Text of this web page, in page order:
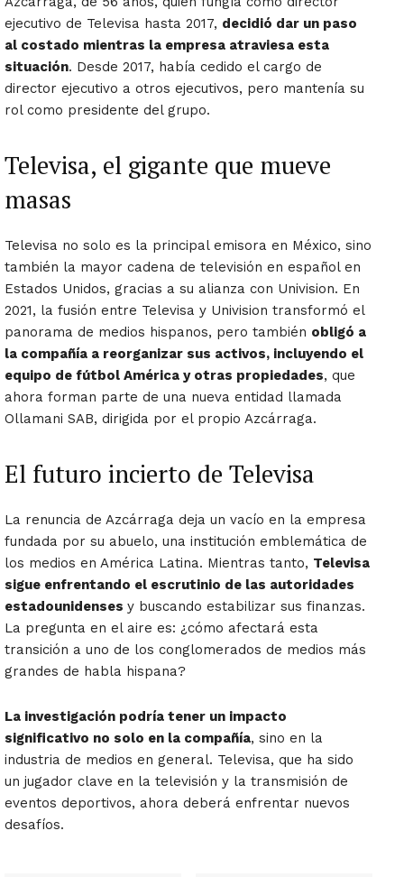
ejecutivo de Televisa hasta 2017, decidió dar un paso
al costado mientras la empresa atraviesa esta
situación. Desde 2017, había cedido el cargo de
director ejecutivo a otros ejecutivos, pero mantenía su
rol como presidente del grupo.
Televisa, el gigante que mueve
masas
Televisa no solo es la principal emisora en México, sino
también la mayor cadena de televisión en español en
Estados Unidos, gracias a su alianza con Univision. En
2021, la fusión entre Televisa y Univision transformó el
panorama de medios hispanos, pero también obligó a
la compañía a reorganizar sus activos, incluyendo el
equipo de fútbol América y otras propiedades, que
ahora forman parte de una nueva entidad llamada
Ollamani SAB, dirigida por el propio Azcárraga.
El futuro incierto de Televisa
La renuncia de Azcárraga deja un vacío en la empresa
fundada por su abuelo, una institución emblemática de
los medios en América Latina. Mientras tanto, Televisa
sigue enfrentando el escrutinio de las autoridades
estadounidenses y buscando estabilizar sus finanzas.
La pregunta en el aire es: ¿cómo afectará esta
transición a uno de los conglomerados de medios más
grandes de habla hispana?
La investigación podría tener un impacto
significativo no solo en la compañía, sino en la
industria de medios en general. Televisa, que ha sido
un jugador clave en la televisión y la transmisión de
eventos deportivos, ahora deberá enfrentar nuevos
desafíos.